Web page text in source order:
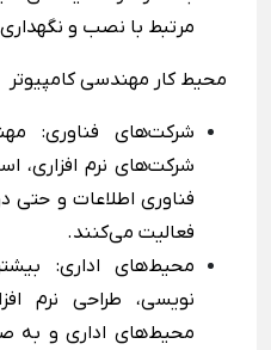
مرتبط با نصب و
محیط کار مهندسی کامپیوتر
شرکت‌های فناوری:
شرکت‌های نرم‌ افزاری،
فناوری اطلاعات و
فعالیت می‌کنند.
محیط‌های اداری:
‌نویسی، طراحی نرم‌
محیط‌های اداری و به